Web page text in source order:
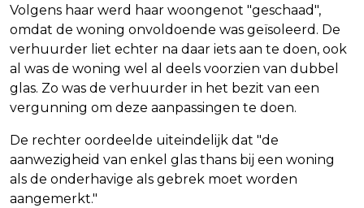
Volgens haar werd haar woongenot "geschaad",
omdat de woning onvoldoende was geïsoleerd. De
verhuurder liet echter na daar iets aan te doen, ook
al was de woning wel al deels voorzien van dubbel
glas. Zo was de verhuurder in het bezit van een
vergunning om deze aanpassingen te doen.
De rechter oordeelde uiteindelijk dat "de
aanwezigheid van enkel glas thans bij een woning
als de onderhavige als gebrek moet worden
aangemerkt."